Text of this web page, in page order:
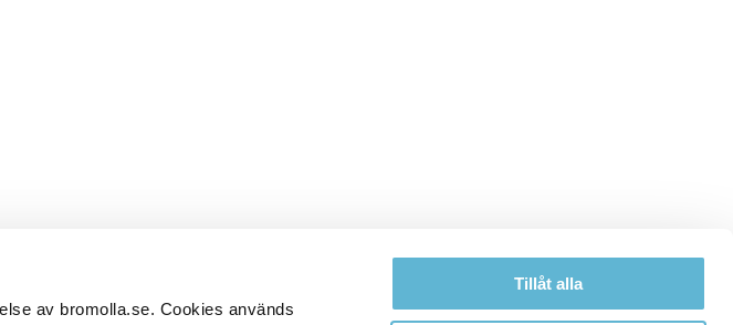
av bromolla.se. Cookies används
Tillåt alla